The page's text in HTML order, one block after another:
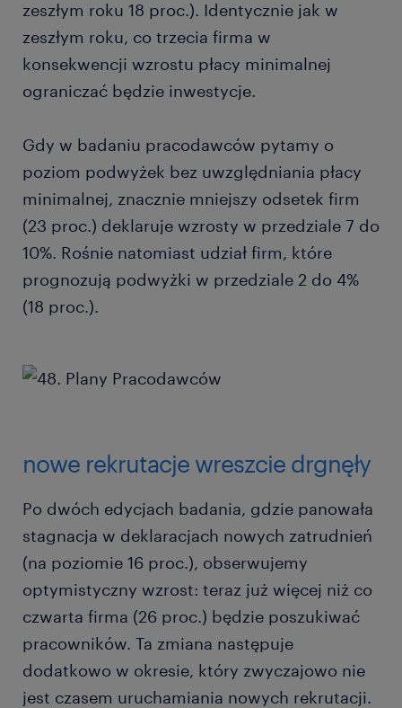
zeszłym roku 18 proc.). Identycznie jak w
zeszłym roku, co trzecia firma w
konsekwencji wzrostu płacy minimalnej
ograniczać będzie inwestycje.
Gdy w badaniu pracodawców pytamy o
poziom podwyżek bez uwzględniania płacy
minimalnej, znacznie mniejszy odsetek firm
(23 proc.) deklaruje wzrosty w przedziale 7 do
10%. Rośnie natomiast udział firm, które
prognozują podwyżki w przedziale 2 do 4%
(18 proc.).
nowe rekrutacje wreszcie drgnęły
Po dwóch edycjach badania, gdzie panowała
stagnacja w deklaracjach nowych zatrudnień
(na poziomie 16 proc.), obserwujemy
optymistyczny wzrost: teraz już więcej niż co
czwarta firma (26 proc.) będzie poszukiwać
pracowników. Ta zmiana następuje
dodatkowo w okresie, który zwyczajowo nie
jest czasem uruchamiania nowych rekrutacji.